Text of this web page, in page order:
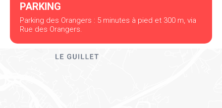
PARKING
Parking des Orangers : 5 minutes à pied et 300 m, via
Rue des Orangers.